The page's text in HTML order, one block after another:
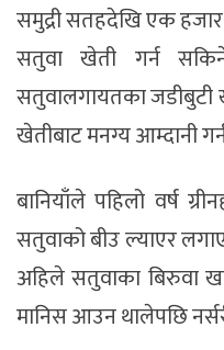
समुद्री सतहदेखि एक हजार
सतुवा खेती गर्न सकिने
सतुवालगायतका जडीबुटी
खेतीबाट मनग्य आम्दानी
बानियाँले पहिलो वर्ष
सतुवाको बीउ ल्याएर
अहिले सतुवाका बिरुवा
मानिस आउन थालेपछि